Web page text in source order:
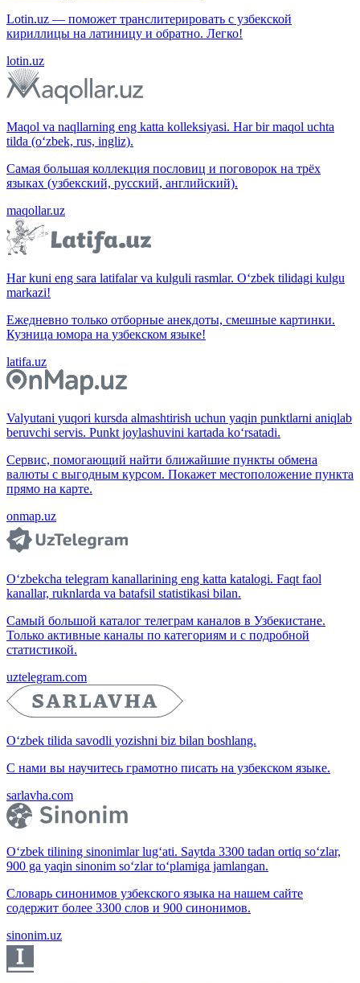
Lotin.uz — поможет транслитерировать с узбекской
кириллицы на латиницу и обратно. Легко!
lotin.uz
Maqol va naqllarning eng katta kolleksiyasi. Har bir maqol uchta
tilda (o‘zbek, rus, ingliz).
Самая большая коллекция пословиц и поговорок на трёх
языках (узбекский, русский, английский).
maqollar.uz
Har kuni eng sara latifalar va kulguli rasmlar. O‘zbek tilidagi kulgu
markazi!
Ежедневно только отборные анекдоты, смешные картинки.
Кузница юмора на узбекском языке!
latifa.uz
Valyutani yuqori kursda almashtirish uchun yaqin punktlarni aniqlab
beruvchi servis. Punkt joylashuvini kartada ko‘rsatadi.
Сервис, помогающий найти ближайшие пункты обмена
валюты с выгодным курсом. Покажет местоположение пункта
прямо на карте.
onmap.uz
O‘zbekcha telegram kanallarining eng katta katalogi. Faqt faol
kanallar, ruknlarda va batafsil statistikasi bilan.
Самый большой каталог телеграм каналов в Узбекистане.
Только активные каналы по категориям и с подробной
статистикой.
uztelegram.com
O‘zbek tilida savodli yozishni biz bilan boshlang.
С нами вы научитесь грамотно писать на узбекском языке.
sarlavha.com
O‘zbek tilining sinonimlar lug‘ati. Saytda 3300 tadan ortiq so‘zlar,
900 ga yaqin sinonim so‘zlar to‘plamiga jamlangan.
Словарь синонимов узбекского языка на нашем сайте
содержит более 3300 слов и 900 синонимов.
sinonim.uz